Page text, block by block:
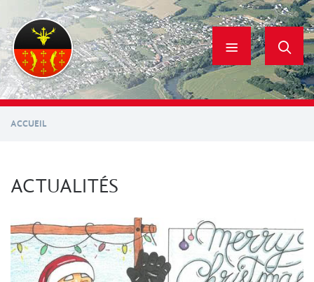
contenu
principal
ACCUEIL
ACTUALITÉS